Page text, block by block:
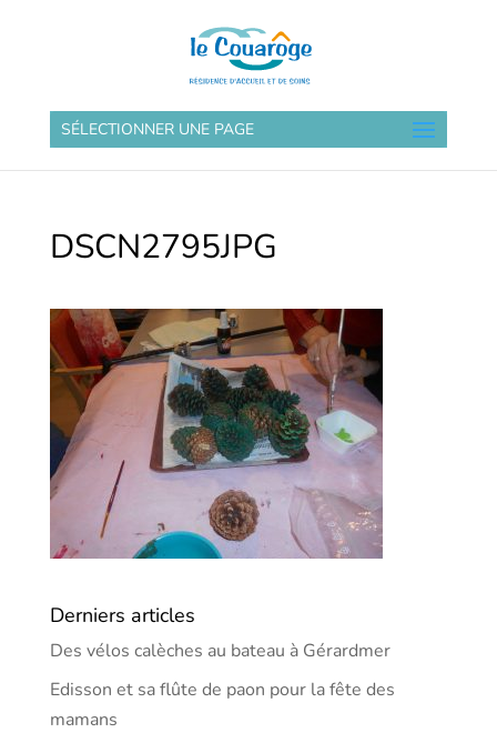
SÉLECTIONNER UNE PAGE
DSCN2795JPG
Derniers articles
Des vélos calèches au bateau à Gérardmer
Edisson et sa flûte de paon pour la fête des
mamans